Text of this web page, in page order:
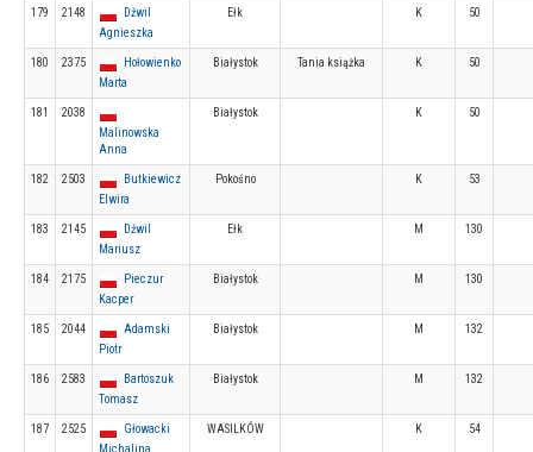
179 2148
Dźwil
Agnieszka
Ełk K 50
180 2375
Hołowienko
Marta
Białystok Tania książka K 50
181
2038
Malinowska
Anna
Białystok K 50
182 2503
Butkiewicz
Elwira
Pokośno K 53
183 2145
Dźwil
Mariusz
Ełk M 130
184 2175
Pieczur
Kacper
Białystok M 130
185 2044
Adamski
Piotr
Białystok M 132
186 2583
Bartoszuk
Tomasz
Białystok M 132
187 2525
Głowacki
Michalina
WASILKÓW K 54